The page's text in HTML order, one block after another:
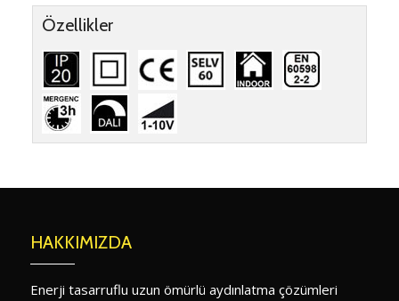
Özellikler
HAKKIMIZDA
Enerji tasarruflu uzun ömürlü aydınlatma çözümleri